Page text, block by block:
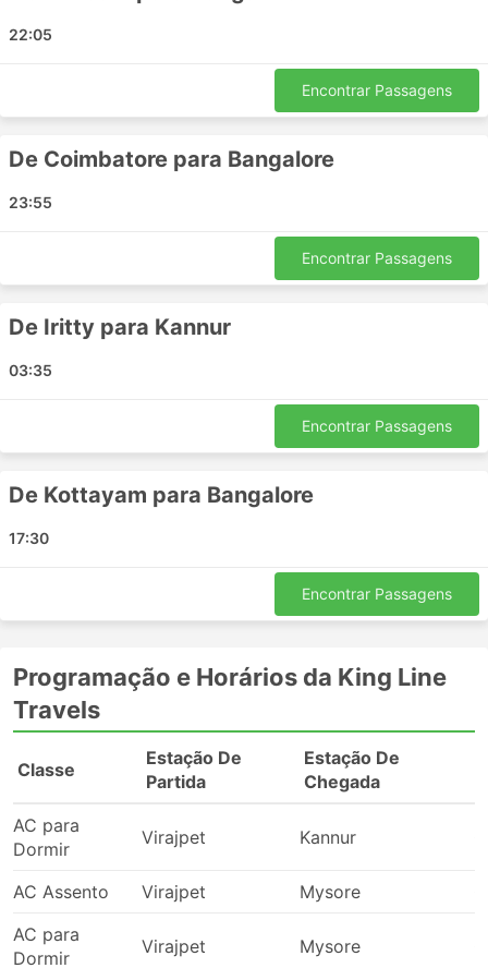
22:05
Encontrar Passagens
De Coimbatore para Bangalore
23:55
Encontrar Passagens
De Iritty para Kannur
03:35
Encontrar Passagens
De Kottayam para Bangalore
17:30
Encontrar Passagens
Programação e Horários da King Line
Travels
Classe
Estação De
Partida
Estação De
Chegada
AC para
Dormir
Virajpet Kannur
AC Assento Virajpet Mysore
AC para
Dormir
Virajpet Mysore